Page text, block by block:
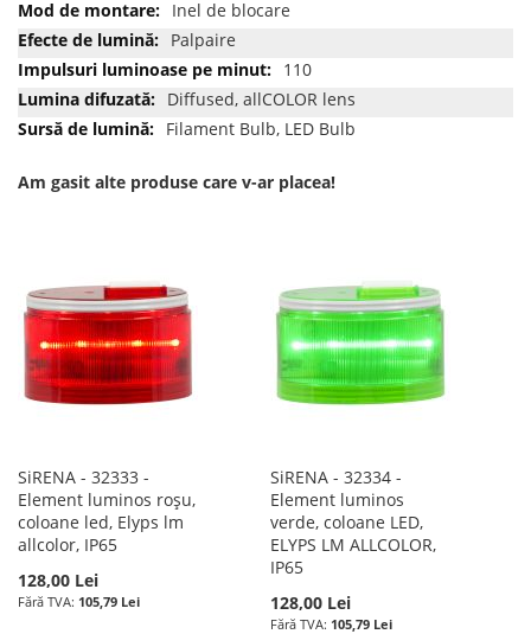
Inel de blocare
Palpaire
110
Diffused, allCOLOR lens
Filament Bulb, LED Bulb
Am gasit alte produse care v-ar placea!
SiRENA - 32333 -
Element luminos roșu,
coloane led, Elyps lm
allcolor, IP65
128,00 Lei
105,79 Lei
SiRENA - 32334 -
Element luminos
verde, coloane LED,
ELYPS LM ALLCOLOR,
IP65
128,00 Lei
105,79 Lei